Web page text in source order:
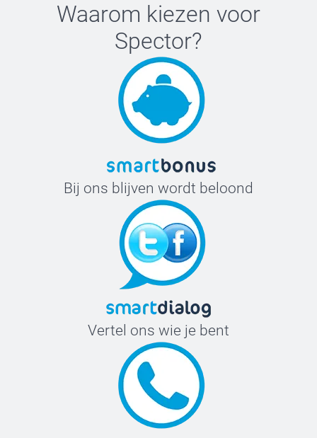
Waarom kiezen voor
Spector?
Bij ons blijven wordt beloond
Vertel ons wie je bent